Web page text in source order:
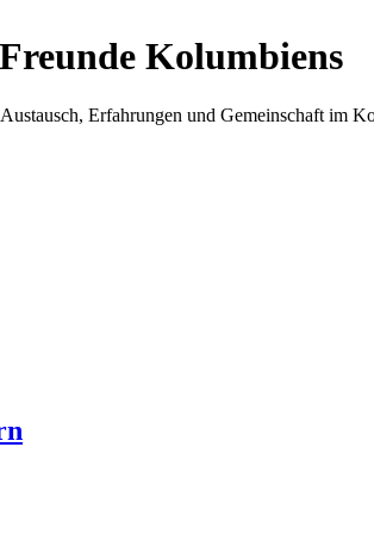
Kolumbiens
Erfahrungen und Gemeinschaft im